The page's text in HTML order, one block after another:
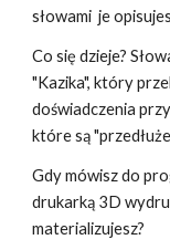
słowami je
Co się dzieje?
"Kazika", który
doświadczenia
które są
Gdy mówisz do
drukarką 3D
materializujesz?